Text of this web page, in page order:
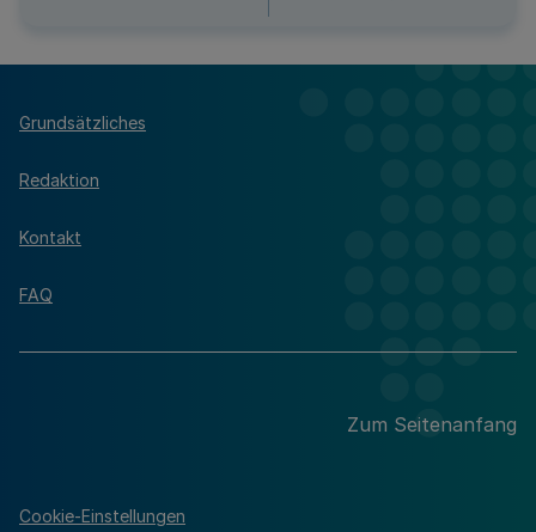
Grundsätzliches
Redaktion
Kontakt
FAQ
Zum Seitenanfang
Cookie-Einstellungen